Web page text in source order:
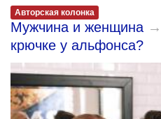
Авторская колонка
Мужчина и женщина →
крючке у альфонса?